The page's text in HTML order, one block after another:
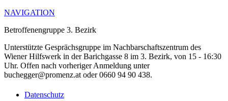
NAVIGATION
Betroffenengruppe 3. Bezirk
Unterstützte Gesprächsgruppe im Nachbarschaftszentrum des
Wiener Hilfswerk in der Barichgasse 8 im 3. Bezirk, von 15 - 16:30
Uhr. Offen nach vorheriger Anmeldung unter
buchegger@promenz.at oder 0660 94 90 438.
Datenschutz